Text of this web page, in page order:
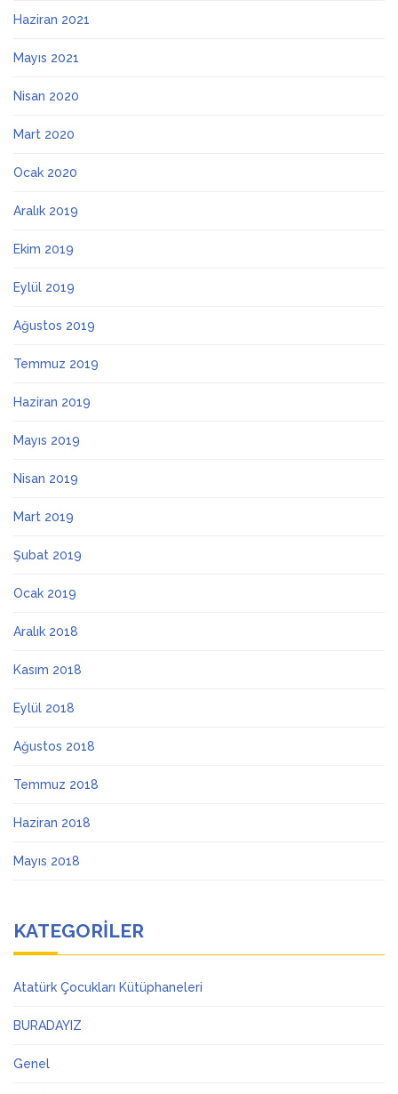
Haziran 2021
Mayıs 2021
Nisan 2020
Mart 2020
Ocak 2020
Aralık 2019
Ekim 2019
Eylül 2019
Ağustos 2019
Temmuz 2019
Haziran 2019
Mayıs 2019
Nisan 2019
Mart 2019
Şubat 2019
Ocak 2019
Aralık 2018
Kasım 2018
Eylül 2018
Ağustos 2018
Temmuz 2018
Haziran 2018
Mayıs 2018
KATEGORILER
Atatürk Çocukları Kütüphaneleri
BURADAYIZ
Genel